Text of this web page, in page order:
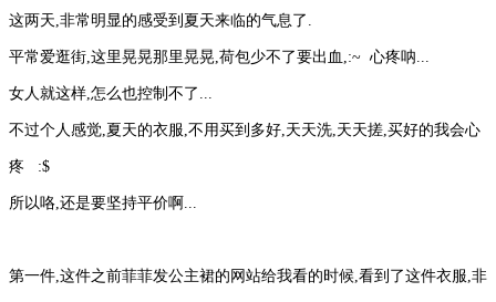
这两天,非常明显的感受到夏天来临的气息了.
平常爱逛街,这里晃晃那里晃晃,荷包少不了要出血,:~ 心疼呐...
女人就这样,怎么也控制不了...
不过个人感觉,夏天的衣服,不用买到多好,天天洗,天天搓,买好的我会心
疼 :$
所以咯,还是要坚持平价啊...
第一件,这件之前菲菲发公主裙的网站给我看的时候,看到了这件衣服,非